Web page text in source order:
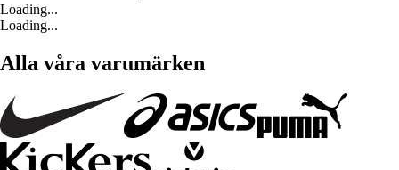
Loading...
Loading...
Alla våra varumärken